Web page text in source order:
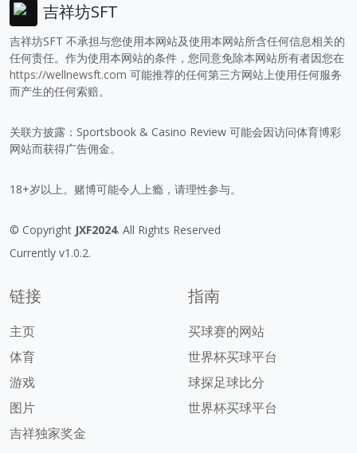
吉祥坊SFT
吉祥坊SFT 不承担与您使用本网站及使用本网站所含任何信息相关的
任何责任。作为使用本网站的条件，您同意免除本网站所有者因您在
https://wellnewsft.com 可能推荐的任何第三方网站上使用任何服务
而产生的任何索赔。
关联方披露：Sportsbook & Casino Review 可能会因访问体育博彩
网站而获得广告佣金。
18+岁以上。赌博可能令人上瘾，请理性参与。
© Copyright JXF2024. All Rights Reserved
Currently v1.0.2.
链接
主页
体育
游戏
图片
吉祥独家奖金
指南
买球赛的网站
世界杯买球平台
球探足球比分
世界杯买球平台